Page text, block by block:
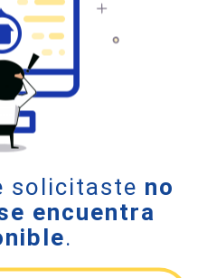
solicitaste no
encuentra
.